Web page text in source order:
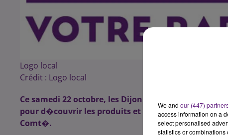
Logo local
Crédit : Logo local
Ce samedi 22 octobre, les Dijonnais sont invit�s
pour d�couvrir les produits et les attraits
Comt�.
We and our (447)
access information on a
select personalised
statistics or